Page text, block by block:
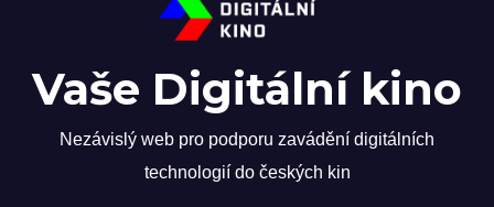
Vaše Digitální kino
Nezávislý web pro podporu zavádění digitálních
technologií do českých kin